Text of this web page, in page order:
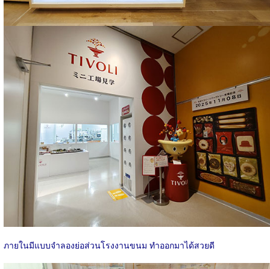
ภายในมีแบบจำลองย่อส่วนโรงงานขนม ทำออกมาได้สวยดี